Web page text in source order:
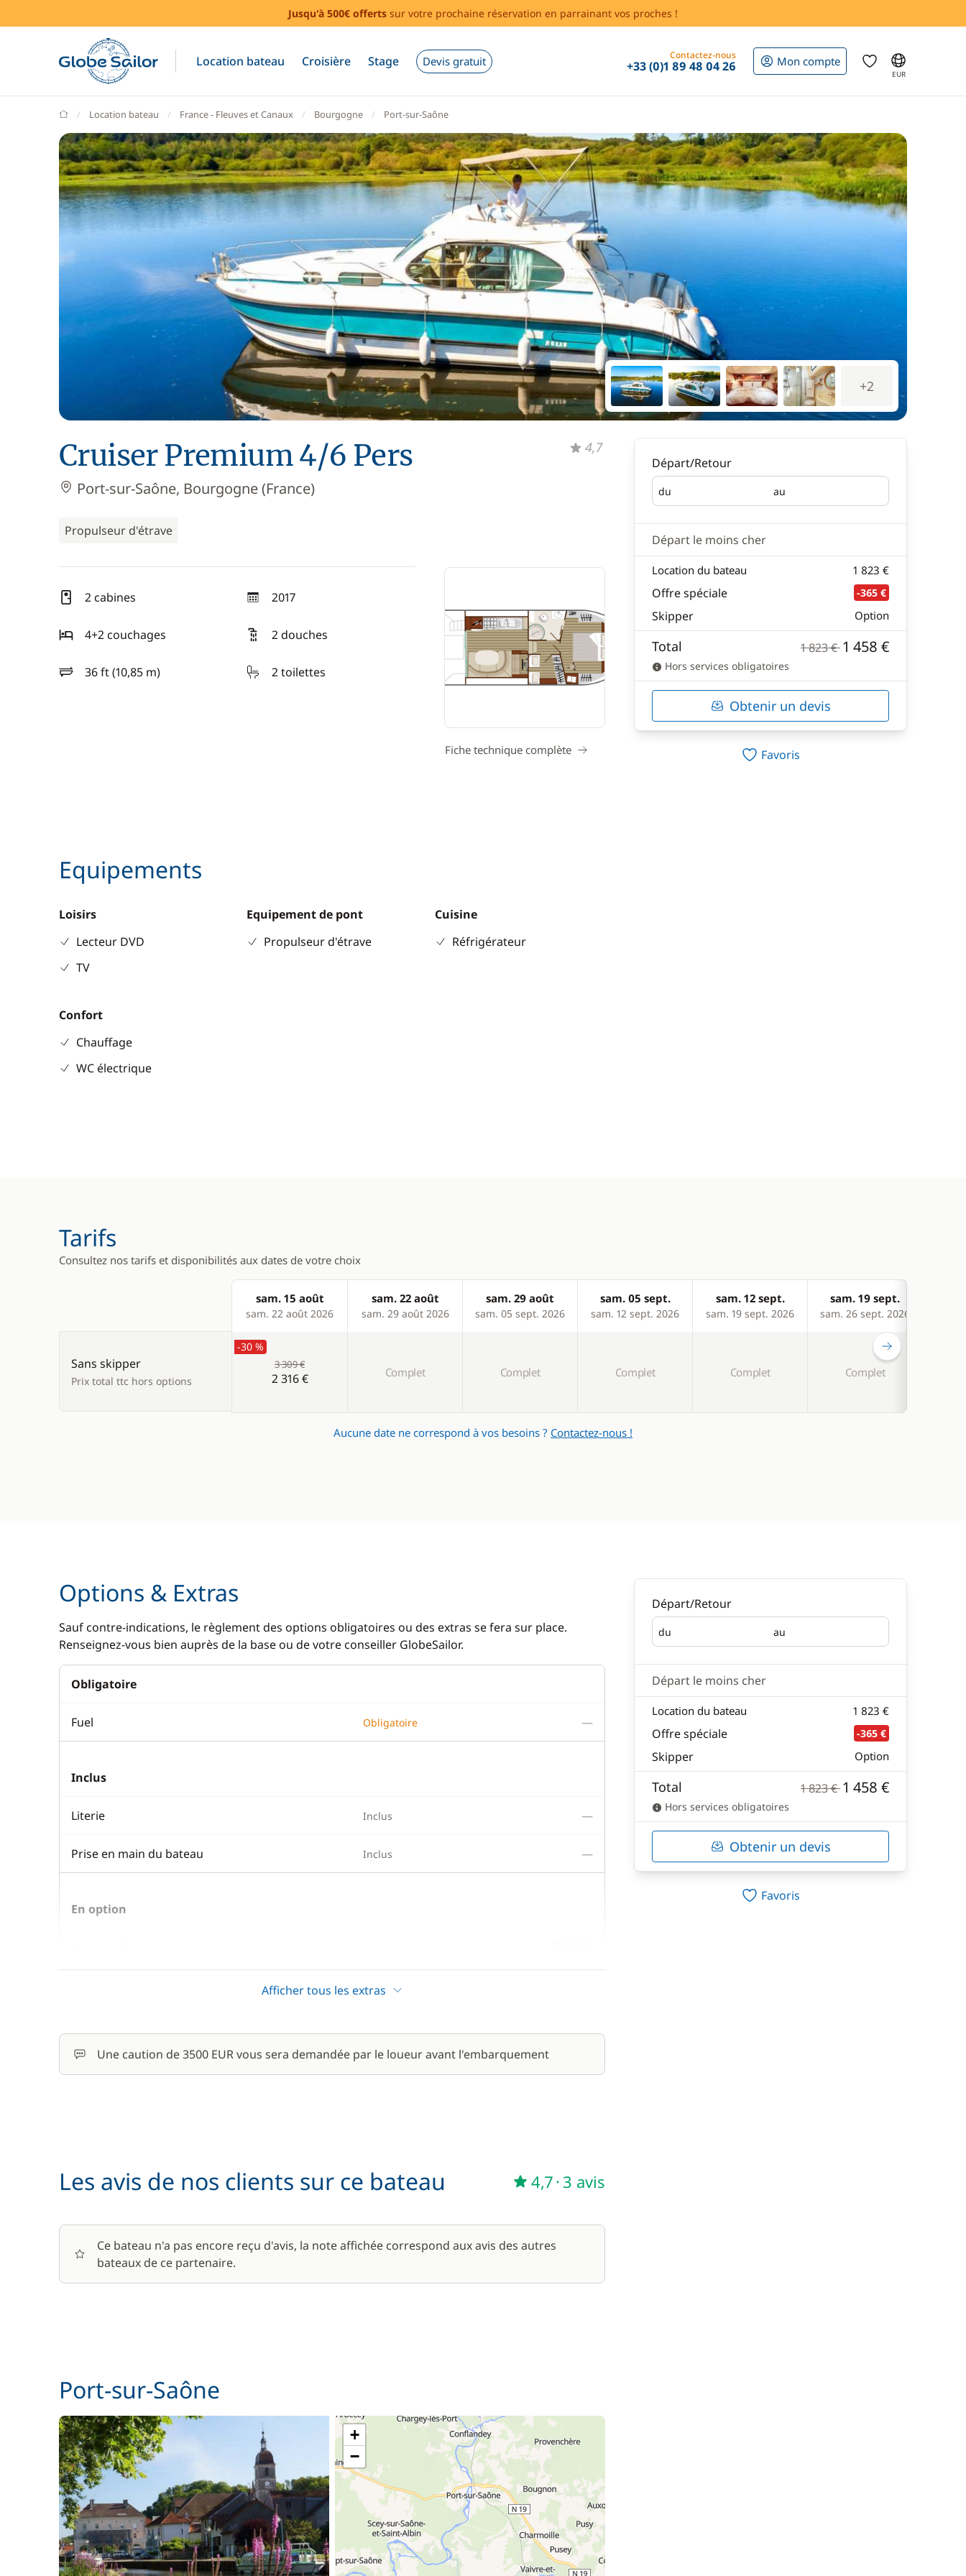
Jusqu'à 500€ offerts sur votre prochaine réservation en parrainant vos proches !
Location bateau Croisière Stage Devis gratuit Contactez-nous
+33 (0)1 89 48 04 26 Mon compte
EUR
GlobeSailor
Location bateau France - Fleuves et Canaux Bourgogne Port-sur-Saône
+2
Cruiser Premium 4/6 Pers
Port-sur-Saône, Bourgogne (France)
Propulseur d'étrave
4,7
2 cabines 2017
année
4+2 couchages
2 douches
36 ft (10,85 m)
longueur 2 toilettes
Fiche technique complète
Equipements
Loisirs
Lecteur DVD
TV
Equipement de pont
Propulseur d'étrave
Cuisine
Réfrigérateur
Confort
Chauffage
WC électrique
Départ/Retour
du
Départ au
Retour
Départ le moins cher
Location du bateau 1 823 €
Offre spéciale -365 €
Skipper Option
Total 1 823 €1 458 €
Hors services obligatoires
Obtenir un devis
Favoris
Tarifs
Consultez nos tarifs et disponibilités aux dates de votre choix
Products
sam. 15 août
sam. 22 août 2026
sam. 22 août
sam. 29 août 2026
sam. 29 août
sam. 05 sept. 2026
sam. 05 sept.
sam. 12 sept. 2026
sam. 12 sept.
sam. 19 sept. 2026
sam. 19 sept.
sam. 26 sept. 2026
Sans skipper
Prix total ttc hors options
-30 %
3 309 €
2 316 € Complet Complet Complet Complet Complet
Aucune date ne correspond à vos besoins ? Contactez-nous !
Options & Extras
Sauf contre-indications, le règlement des options obligatoires ou des extras se fera sur place.
Renseignez-vous bien auprès de la base ou de votre conseiller GlobeSailor.
Obligatoire
Fuel Obligatoire —
Inclus
Literie Inclus —
Prise en main du bateau Inclus —
En option
Frais de Convoyage 200,00 €
Pack Confort 810,00 €
6,00 €
Afficher tous les extras
Une caution de 3500 EUR vous sera demandée par le loueur avant l'embarquement
Les avis de nos clients sur ce bateau 4,7· 3 avis
Ce bateau n'a pas encore reçu d'avis, la note affichée correspond aux avis des autres
bateaux de ce partenaire.
Port-sur-Saône
+
−
Départ/Retour
du
Départ au
Retour
Départ le moins cher
Location du bateau 1 823 €
Offre spéciale -365 €
Skipper Option
Total 1 823 €1 458 €
Hors services obligatoires
Obtenir un devis
Favoris